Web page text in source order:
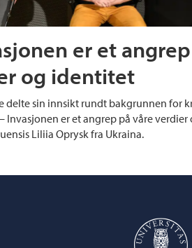
er et
og identitet
delte sin innsikt rundt bakgrunnen for
Invasjonen er et angrep på våre verdier
Liliia Oprysk fra Ukraina.